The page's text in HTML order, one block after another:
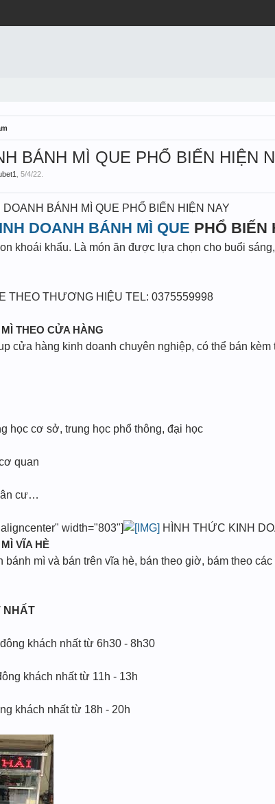
BÁNH MÌ QUE PHỔ BIẾN HIỆN
5/4/22
BÁNH MÌ QUE PHỔ BIẾN HIỆN NAY
DOANH BÁNH MÌ QUE PHỔ BIẾN
khoái khẩu. Là món ăn được lựa chọn cho buổi
THEO THƯƠNG HIỆU TEL: 0375559998
THEO CỬA HÀNG
cửa hàng kinh doanh chuyên nghiệp, có thể bán
học cơ sở, trung học phổ thông, đại học
quan
cư…
width="803"]
HÌNH THỨC KINH
VĨA HÈ
bánh mì và bán trên vĩa hè, bán theo giờ, bám theo
NHẤT
khách nhất từ 6h30 - 8h30
khách nhất từ 11h - 13h
khách nhất từ 18h - 20h